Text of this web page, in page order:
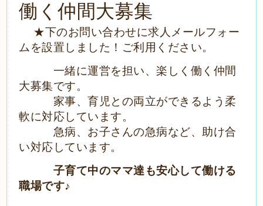
働く仲間大募集
★下のお問い合わせに求人 メールフォー
ムを設置しました！ご利用ください。
一緒に運営を担い、楽しく働く仲間
大募集です。
家事、育児との両立ができるよう柔
軟に対応しています。
急病、お子さんの急病など、助け合
い対応しています。
子育て中のママ達も安心して働ける
職場です♪